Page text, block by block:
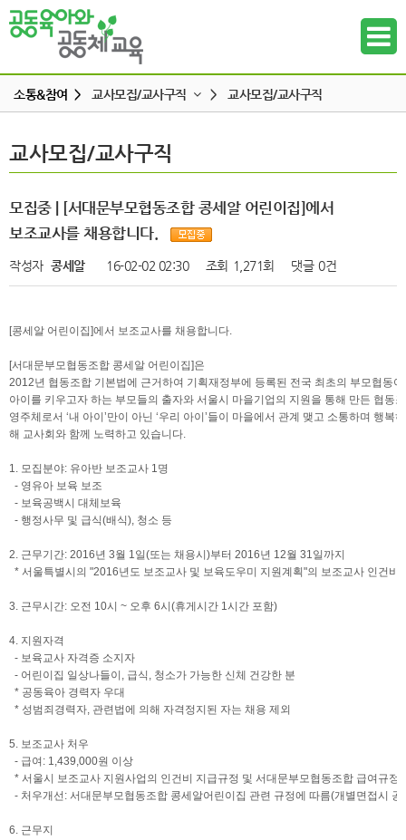
하위메뉴
하위메뉴
하위메뉴
하위메뉴
하위메뉴
소통&참여 > 교사모집/교사구직 >
공동육아 ing
터전 소식
교사모집/교사구직
교사모집/교사구직
모집중 | [서대문부모협동조합 콩세알 어린이집]에서
보조교사를 채용합니다.
작성자 콩세알 16-02-02 02:30 조회 1,271회 댓글 0건
[콩세알 어린이집]에서 보조교사를 채용합니다.
[서대문부모협동조합 콩세알 어린이집]은
2012년 협동조합 기본법에 근거하여 기획재정부에 등록된 전국 최초의 부모협동
아이를 키우고자 하는 부모들의 출자와 서울시 마을기업의 지원을 통해 만든 협동
영주체로서 ‘내 아이’만이 아닌 ‘우리 아이’들이 마을에서 관계 맺고 소통하며 행
해 교사회와 함께 노력하고 있습니다.
1. 모집분야: 유아반 보조교사 1명
- 영유아 보육 보조
- 보육공백시 대체보육
- 행정사무 및 급식(배식), 청소 등
2. 근무기간: 2016년 3월 1일(또는 채용시)부터 2016년 12월 31일까지
* 서울특별시의 "2016년도 보조교사 및 보육도우미 지원계획"의 보조교사 인건
3. 근무시간: 오전 10시 ~ 오후 6시(휴게시간 1시간 포함)
4. 지원자격
- 보육교사 자격증 소지자
- 어린이집 일상나들이, 급식, 청소가 가능한 신체 건강한 분
* 공동육아 경력자 우대
* 성범죄경력자, 관련법에 의해 자격정지된 자는 채용 제외
5. 보조교사 처우
- 급여: 1,439,000원 이상
* 서울시 보조교사 지원사업의 인건비 지급규정 및 서대문부모협동조합 급여규정
- 처우개선: 서대문부모협동조합 콩세알어린이집 관련 규정에 따름(개별면접시 공
6. 근무지